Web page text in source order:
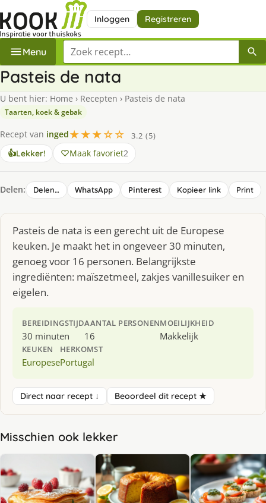
Inloggen Registreren
Menu Zoek een recept
Pasteis de nata
U bent hier: Home › Recepten › Pasteis de nata
Taarten, koek & gebak
Recept van inged★★★☆☆
3.2 (5)
👍Lekker! Maak favoriet2
Delen: Delen… WhatsApp Pinterest Kopieer link Print
Pasteis de nata is een gerecht uit de Europese
keuken. Je maakt het in ongeveer 30 minuten,
genoeg voor 16 personen. Belangrijkste
ingrediënten: maïszetmeel, zakjes vanillesuiker en
eigelen.
BEREIDINGSTIJD
30 minuten
AANTAL PERSONEN
16
MOEILIJKHEID
Makkelijk
KEUKEN
Europese
HERKOMST
Portugal
Direct naar recept ↓ Beoordeel dit recept ★
Misschien ook lekker